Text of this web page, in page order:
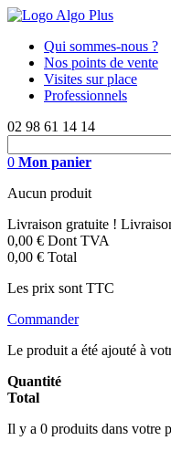
Qui sommes-nous ?
Nos points de vente
Visites sur place
Professionnels
02 98 61 14 14
0 Mon panier
Aucun produit
Livraison gratuite !
0,00 € Dont TVA
0,00 € Total
Les prix sont TTC
Commander
Le produit a été ajouté à
Quantité
Total
Il y a 0 produits dans votre